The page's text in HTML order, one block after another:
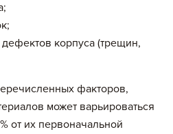
дефектов корпуса (трещин,
факторов,
может варьироваться
от их первоначальной